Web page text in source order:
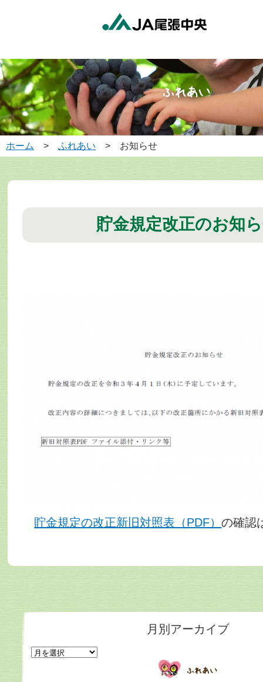
ホーム > ふれあい > お知らせ
貯金規定改正のお知
貯金規定の改正新旧対照表（PDF）の確認
月別アーカイブ